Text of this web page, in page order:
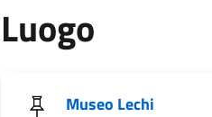
Luogo
Museo Lechi